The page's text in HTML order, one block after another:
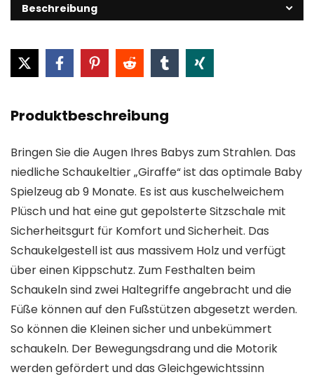
Beschreibung
Produktbeschreibung
Bringen Sie die Augen Ihres Babys zum Strahlen. Das
niedliche Schaukeltier „Giraffe“ ist das optimale Baby
Spielzeug ab 9 Monate. Es ist aus kuschelweichem
Plüsch und hat eine gut gepolsterte Sitzschale mit
Sicherheitsgurt für Komfort und Sicherheit. Das
Schaukelgestell ist aus massivem Holz und verfügt
über einen Kippschutz. Zum Festhalten beim
Schaukeln sind zwei Haltegriffe angebracht und die
Füße können auf den Fußstützen abgesetzt werden.
So können die Kleinen sicher und unbekümmert
schaukeln. Der Bewegungsdrang und die Motorik
werden gefördert und das Gleichgewichtssinn